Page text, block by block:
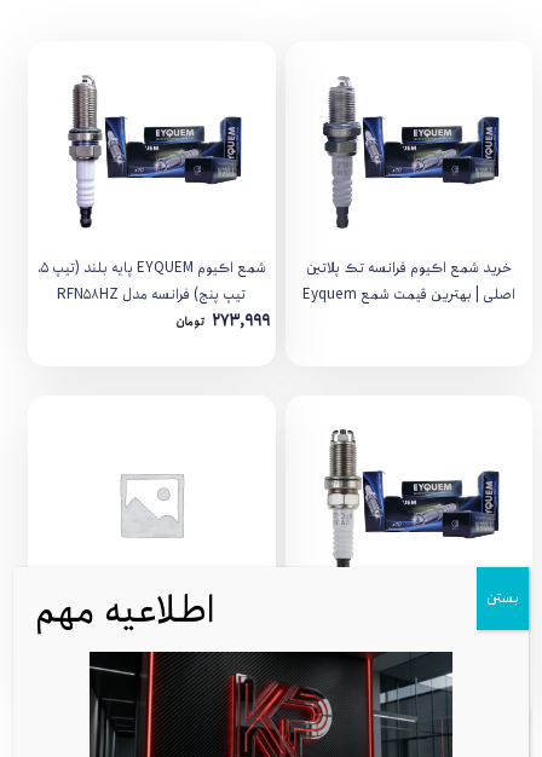
خرید شمع اکیوم فرانسه تک پلاتین
اصلی | بهترین قیمت شمع Eyquem
شمع اکیوم EYQUEM پایه بلند (تيپ 5،
تیپ پنج) فرانسه مدل RFN58HZ
273,999 تومان
| شناسه: RFC42LZ2E
تومان
شمع اکیوم EYQUEM یورو ۴ فرانسه
273,999 تومان
اطلاعیه مهم بستن